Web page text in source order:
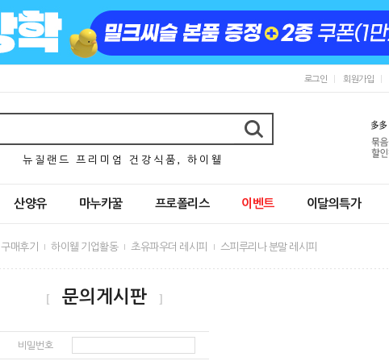
로그인 회원가입
뉴 질 랜 드 프 리 미 엄 건 강 식 품 , 하 이 웰
산양유 마누카꿀 프로폴리스 이벤트 이달의특가
구매후기 하이웰 기업활동 초유파우더 레시피 스피루리나 분말 레시피
[ 문의게시판 ]
비밀번호